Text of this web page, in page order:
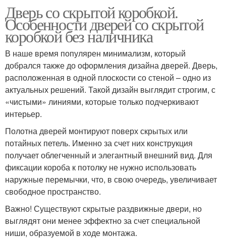
Дверь со скрытой коробкой.
Особенности дверей со скрытой
коробкой без наличника
В наше время популярен минимализм, который
добрался также до оформления дизайна дверей. Дверь,
расположенная в одной плоскости со стеной – одно из
актуальных решений. Такой дизайн выглядит строгим, с
«чистыми» линиями, которые только подчеркивают
интерьер.
Полотна дверей монтируют поверх скрытых или
потайных петель. Именно за счет них конструкция
получает облегченный и элегантный внешний вид. Для
фиксации короба к потолку не нужно использовать
наружные перемычки, что, в свою очередь, увеличивает
свободное пространство.
Важно! Существуют скрытые раздвижные двери, но
выглядят они менее эффектно за счет специальной
ниши, образуемой в ходе монтажа.